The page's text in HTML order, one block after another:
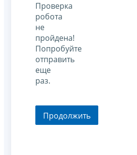
Проверка
робота
не
пройдена!
Попробуйте
отправить
еще
раз.
Продолжить